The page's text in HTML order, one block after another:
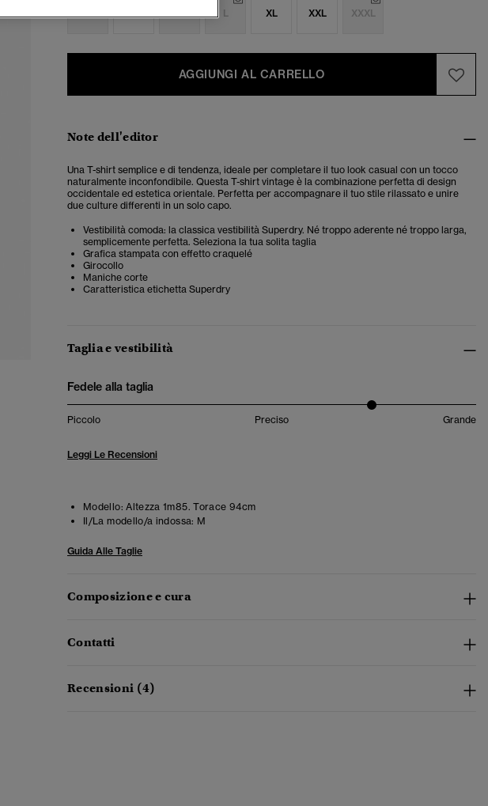
L XL XXL XXXL
AGGIUNGI AL CARRELLO
Note dell'editor
Una T-shirt semplice e di tendenza, ideale per completare il tuo look casual con un tocco
naturalmente inconfondibile. Questa T-shirt vintage è la combinazione perfetta di design
occidentale ed estetica orientale. Perfetta per accompagnare il tuo stile rilassato e unire
due culture differenti in un solo capo.
Vestibilità comoda: la classica vestibilità Superdry. Né troppo aderente né troppo larga,
semplicemente perfetta. Seleziona la tua solita taglia
Grafica stampata con effetto craquelé
Girocollo
Maniche corte
Caratteristica etichetta Superdry
Taglia e vestibilità
Fedele alla taglia
Piccolo Preciso Grande
Leggi Le Recensioni
Modello: Altezza 1m85. Torace 94cm
Il/La modello/a indossa: M
Guida Alle Taglie
Composizione e cura
Contatti
Recensioni (4)